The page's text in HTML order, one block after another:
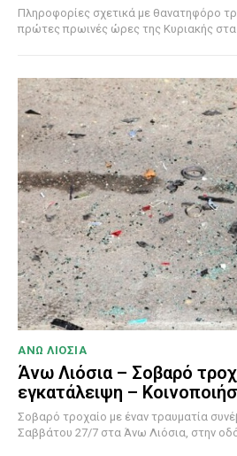
Πληροφορίες σχετικά με θανατηφόρο
πρώτες πρωινές ώρες της Κυριακής στα
ΑΝΩ ΛΙΟΣΙΑ
Άνω Λιόσια – Σοβαρό
εγκατάλειψη –
Σοβαρό τροχαίο με έναν τραυματία
Σαββάτου 27/7 στα Άνω Λιόσια, στην